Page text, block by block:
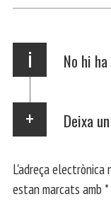
p
i No hi
Deixa
L'adreça electrònica
estan marcats amb *